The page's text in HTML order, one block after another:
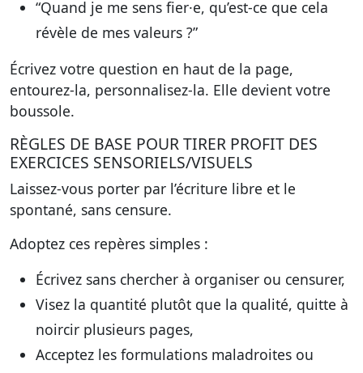
“Quand je me sens fier·e, qu’est-ce que cela
révèle de mes valeurs ?”
Écrivez votre question en haut de la page,
entourez-la, personnalisez-la. Elle devient votre
boussole.
RÈGLES DE BASE POUR TIRER PROFIT DES
EXERCICES SENSORIELS/VISUELS
Laissez-vous porter par l’écriture libre et le
spontané, sans censure.
Adoptez ces repères simples :
Écrivez sans chercher à organiser ou censurer,
Visez la quantité plutôt que la qualité, quitte à
noircir plusieurs pages,
Acceptez les formulations maladroites ou